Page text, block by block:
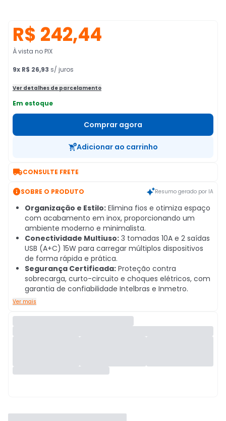
R$ 242,44
À vista no PIX
9x R$ 26,93 s/ juros
Ver detalhes de parcelamento
Em estoque
Comprar agora
Adicionar ao carrinho
CONSULTE FRETE
SOBRE O PRODUTO Resumo gerado por IA
Organização e Estilo: Elimina fios e otimiza espaço
com acabamento em inox, proporcionando um
ambiente moderno e minimalista.
Conectividade Multiuso: 3 tomadas 10A e 2 saídas
USB (A+C) 15W para carregar múltiplos dispositivos
de forma rápida e prática.
Segurança Certificada: Proteção contra
sobrecarga, curto-circuito e choques elétricos, com
garantia de confiabilidade Intelbras e Inmetro.
Ver mais